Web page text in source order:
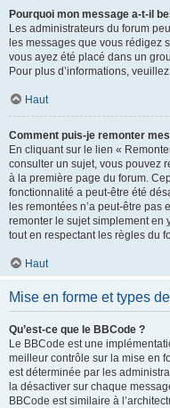
Pourquoi mon message a-t-il
Les administrateurs du forum
les messages que vous rédigez
vous ayez été placé dans un
Pour plus d’informations,
Haut
Comment puis-je remonter
En cliquant sur le lien «
consulter un sujet, vous pouvez
à la première page du forum.
fonctionnalité a peut-être été
les remontées n’a peut-être
remonter le sujet simplement en
tout en respectant les règles du
Haut
Mise en forme et types
Qu’est-ce que le BBCode ?
Le BBCode est une
meilleur contrôle sur la mise en
est déterminée par les
la désactiver sur chaque
BBCode est similaire à